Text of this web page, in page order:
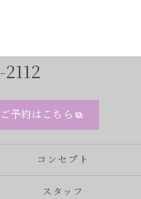
ご予約はこちら
コンセプト
スタッフ